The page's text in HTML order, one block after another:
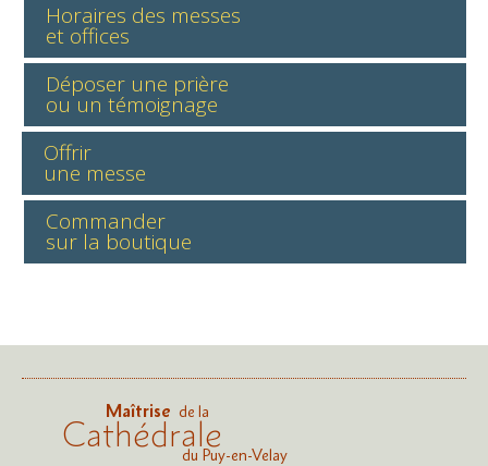
Horaires des messes
et offices
Déposer une prière
ou un témoignage
Offrir
une messe
Commander
sur la boutique
Maîtrise de la
Cathédraledu Puy-en-Velay